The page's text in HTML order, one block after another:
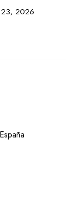
23, 2026